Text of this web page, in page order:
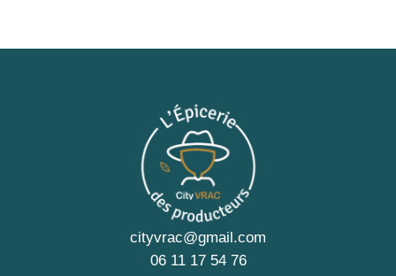
cityvrac@gmail.com
06 11 17 54 76